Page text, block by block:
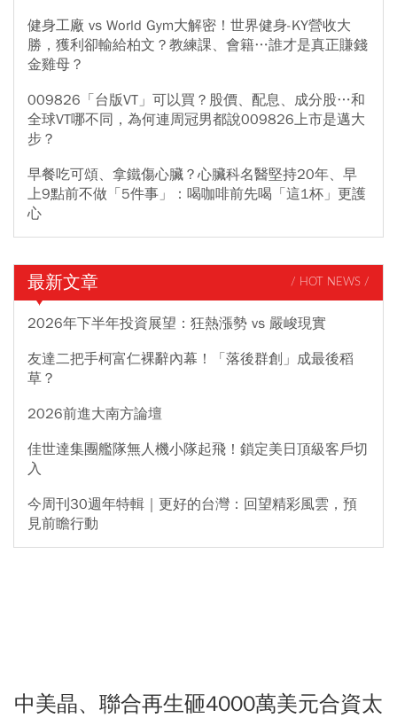
健身工廠 vs World Gym大解密！世界健身-KY營收大
勝，獲利卻輸給柏文？教練課、會籍…誰才是真正賺錢
金雞母？
009826「台版VT」可以買？股價、配息、成分股…和
全球VT哪不同，為何連周冠男都說009826上市是邁大
步？
早餐吃可頌、拿鐵傷心臟？心臟科名醫堅持20年、早
上9點前不做「5件事」：喝咖啡前先喝「這1杯」更護
心
最新文章 / HOT NEWS /
2026年下半年投資展望：狂熱漲勢 vs 嚴峻現實
友達二把手柯富仁裸辭內幕！「落後群創」成最後稻
草？
2026前進大南方論壇
佳世達集團艦隊無人機小隊起飛！鎖定美日頂級客戶切
入
今周刊30週年特輯｜更好的台灣：回望精彩風雲，預
見前瞻行動
中美晶、聯合再生砸4000萬美元合資太